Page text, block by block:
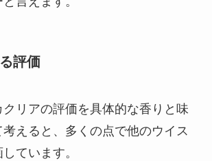
評価
リアの評価を具体的な香りと味
えると、多くの点で他のウイス
ています。